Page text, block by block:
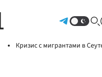
Кризис с мигрантами в